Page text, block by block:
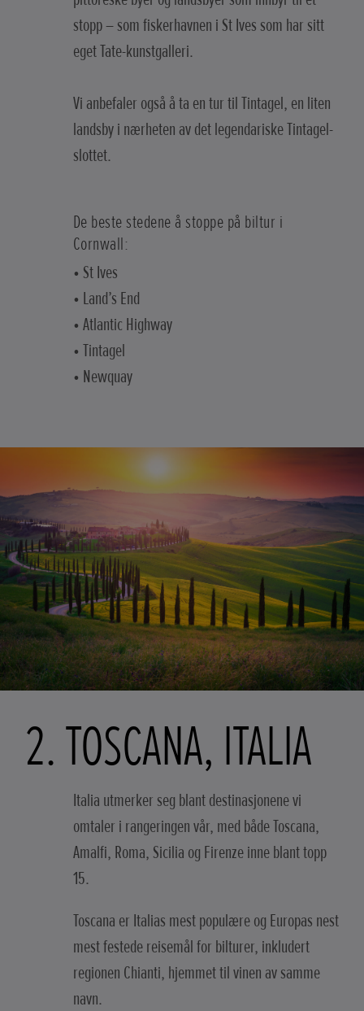
stopp – som fiskerhavnen i St Ives som har sitt
eget Tate-kunstgalleri.
Vi anbefaler også å ta en tur til Tintagel, en liten
landsby i nærheten av det legendariske Tintagel-
slottet.
De beste stedene å stoppe på biltur i
Cornwall:
• St Ives
• Land’s End
• Atlantic Highway
• Tintagel
• Newquay
2. TOSCANA, ITALIA
Italia utmerker seg blant destinasjonene vi
omtaler i rangeringen vår, med både Toscana,
Amalfi, Roma, Sicilia og Firenze inne blant topp
15.
Toscana er Italias mest populære og Europas nest
mest festede reisemål for bilturer, inkludert
regionen Chianti, hjemmet til vinen av samme
navn.